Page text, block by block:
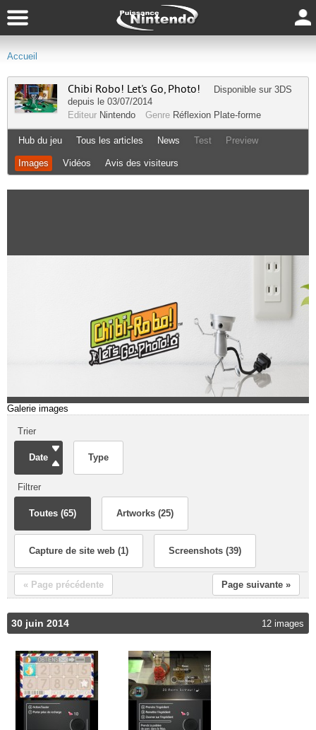
Accueil
Chibi Robo! Let's Go, Photo! Disponible sur 3DS
depuis le 03/07/2014
Editeur Nintendo Genre Réflexion Plate-forme
Hub du jeu Tous les articles News Test Preview
Images Vidéos Avis des visiteurs
Galerie images
Trier
Date Type
Filtrer
Toutes (65) Artworks (25)
Capture de site web (1) Screenshots (39)
« Page précédente Page suivante »
30 juin 2014 12 images